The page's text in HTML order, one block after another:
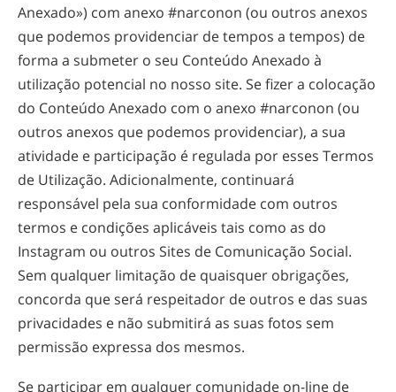
Anexado») com anexo #narconon (ou outros anexos
que podemos providenciar de tempos a tempos) de
forma a submeter o seu Conteúdo Anexado à
utilização potencial no nosso site. Se fizer a colocação
do Conteúdo Anexado com o anexo #narconon (ou
outros anexos que podemos providenciar), a sua
atividade e participação é regulada por esses Termos
de Utilização. Adicionalmente, continuará
responsável pela sua conformidade com outros
termos e condições aplicáveis tais como as do
Instagram ou outros Sites de Comunicação Social.
Sem qualquer limitação de quaisquer obrigações,
concorda que será respeitador de outros e das suas
privacidades e não submitirá as suas fotos sem
permissão expressa dos mesmos.
Se participar em qualquer comunidade on-line de